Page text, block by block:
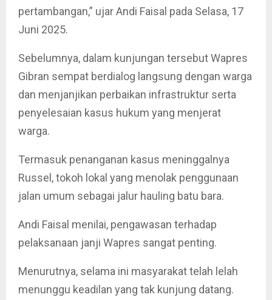
pertambangan,” ujar Andi Faisal pada Selasa, 17
Juni 2025.
Sebelumnya, dalam kunjungan tersebut Wapres
Gibran sempat berdialog langsung dengan warga
dan menjanjikan perbaikan infrastruktur serta
penyelesaian kasus hukum yang menjerat
warga.
Termasuk penanganan kasus meninggalnya
Russel, tokoh lokal yang menolak penggunaan
jalan umum sebagai jalur hauling batu bara.
Andi Faisal menilai, pengawasan terhadap
pelaksanaan janji Wapres sangat penting.
Menurutnya, selama ini masyarakat telah lelah
menunggu keadilan yang tak kunjung datang.